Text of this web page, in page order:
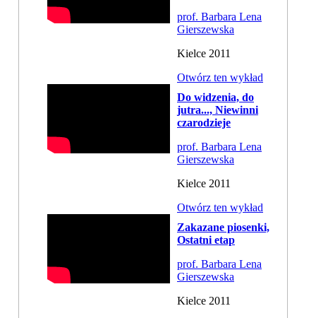
prof. Barbara Lena
Gierszewska
Kielce 2011
Otwórz ten wykład
Do widzenia, do
jutra..., Niewinni
czarodzieje
prof. Barbara Lena
Gierszewska
Kielce 2011
Otwórz ten wykład
Zakazane piosenki,
Ostatni etap
prof. Barbara Lena
Gierszewska
Kielce 2011